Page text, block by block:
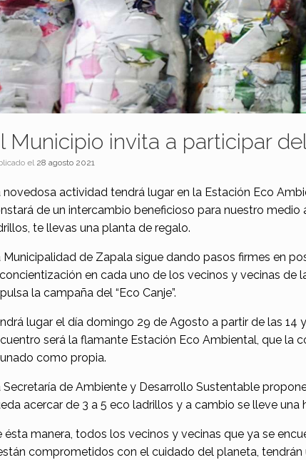
Municipio invita a participar del
el 28 agosto 2021
novedosa actividad tendrá lugar en la Estación Eco
de un intercambio beneficioso para nuestro medio
te llevas una planta de regalo.
Municipalidad de Zapala sigue dando pasos firmes en
en cada uno de los vecinos y vecinas de
la campaña del “Eco Canje”.
lugar el día domingo 29 de Agosto a partir de las 14
será la flamante Estación Eco Ambiental, que la
como propia.
Secretaría de Ambiente y Desarrollo Sustentable
acercar de 3 a 5 eco ladrillos y a cambio se lleve una
ésta manera, todos los vecinos y vecinas que ya se
comprometidos con el cuidado del planeta, tendrán